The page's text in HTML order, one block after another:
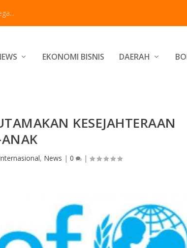
EKONOMI BISNIS DAERAH
KESEJAHTERAAN
, News | 0 |